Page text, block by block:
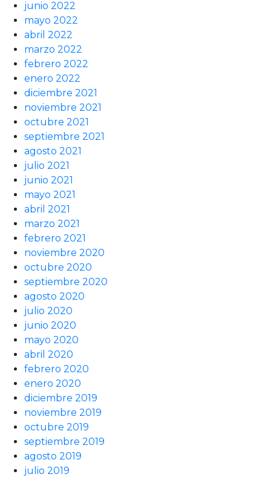
junio 2022
mayo 2022
abril 2022
marzo 2022
febrero 2022
enero 2022
diciembre 2021
noviembre 2021
octubre 2021
septiembre 2021
agosto 2021
julio 2021
junio 2021
mayo 2021
abril 2021
marzo 2021
febrero 2021
noviembre 2020
octubre 2020
septiembre 2020
agosto 2020
julio 2020
junio 2020
mayo 2020
abril 2020
febrero 2020
enero 2020
diciembre 2019
noviembre 2019
octubre 2019
septiembre 2019
agosto 2019
julio 2019